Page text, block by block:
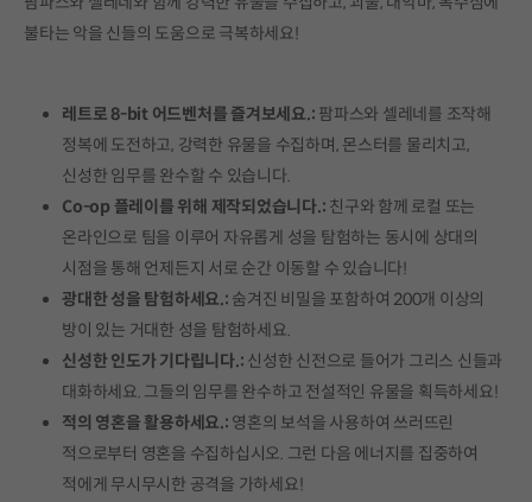
불타는 악을 신들의 도움으로 극복하세요!
레트로 8-bit 어드벤처를 즐겨보세요.: 팜파스와 셀레네를 조작해
정복에 도전하고, 강력한 유물을 수집하며, 몬스터를 물리치고,
신성한 임무를 완수할 수 있습니다.
Co-op 플레이를 위해 제작되었습니다.: 친구와 함께 로컬 또는
온라인으로 팀을 이루어 자유롭게 성을 탐험하는 동시에 상대의
시점을 통해 언제든지 서로 순간 이동할 수 있습니다!
광대한 성을 탐험하세요.: 숨겨진 비밀을 포함하여 200개 이상의
방이 있는 거대한 성을 탐험하세요.
신성한 인도가 기다립니다.: 신성한 신전으로 들어가 그리스 신들과
대화하세요. 그들의 임무를 완수하고 전설적인 유물을 획득하세요!
적의 영혼을 활용하세요.: 영혼의 보석을 사용하여 쓰러뜨린
적으로부터 영혼을 수집하십시오. 그런 다음 에너지를 집중하여
적에게 무시무시한 공격을 가하세요!